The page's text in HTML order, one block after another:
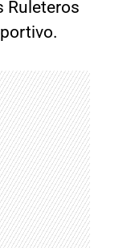
Ruleteros